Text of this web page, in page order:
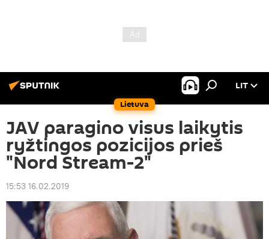
Lietuva
LIT
JAV paragino visus laikytis
ryžtingos pozicijos prieš
"Nord Stream-2"
15:53 16.02.2019